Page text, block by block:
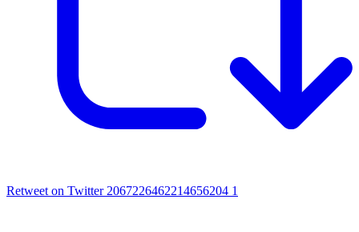
Retweet on Twitter 2067226462214656204 1